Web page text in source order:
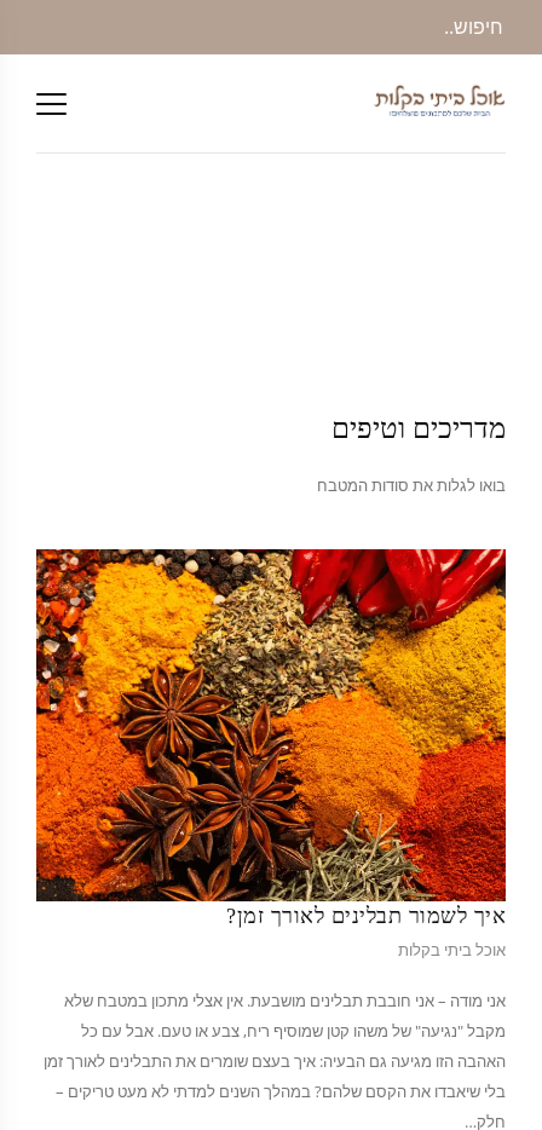
מדריכים וטיפים
בואו לגלות את סודות המטבח
איך לשמור תבלינים לאורך זמן?
אוכל ביתי בקלות
אני מודה – אני חובבת תבלינים מושבעת. אין אצלי מתכון במטבח שלא
מקבל "נגיעה" של משהו קטן שמוסיף ריח, צבע או טעם. אבל עם כל
האהבה הזו מגיעה גם הבעיה: איך בעצם שומרים את התבלינים לאורך זמן
בלי שיאבדו את הקסם שלהם? במהלך השנים למדתי לא מעט טריקים –
חלק…